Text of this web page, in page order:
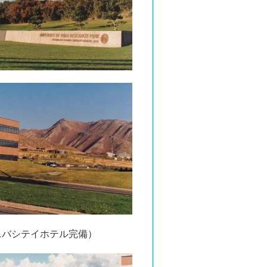
シテイホテル完備）